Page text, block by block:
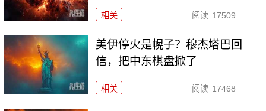
相关 阅读 17509
美伊停火是幌子？穆杰塔巴回
信，把中东棋盘掀了
相关 阅读 17468